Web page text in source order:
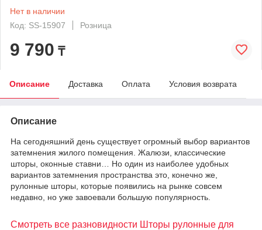
Нет в наличии
Код: SS-15907
Розница
9 790 ₸
Описание Доставка Оплата Условия возврата
Описание
На сегодняшний день существует огромный выбор вариантов
затемнения жилого помещения. Жалюзи, классические
шторы, оконные ставни… Но один из наиболее удобных
вариантов затемнения пространства это, конечно же,
рулонные шторы, которые появились на рынке совсем
недавно, но уже завоевали большую популярность.
Смотреть все разновидности Шторы рулонные для